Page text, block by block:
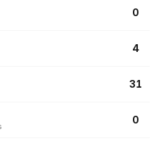
0
4
31
0